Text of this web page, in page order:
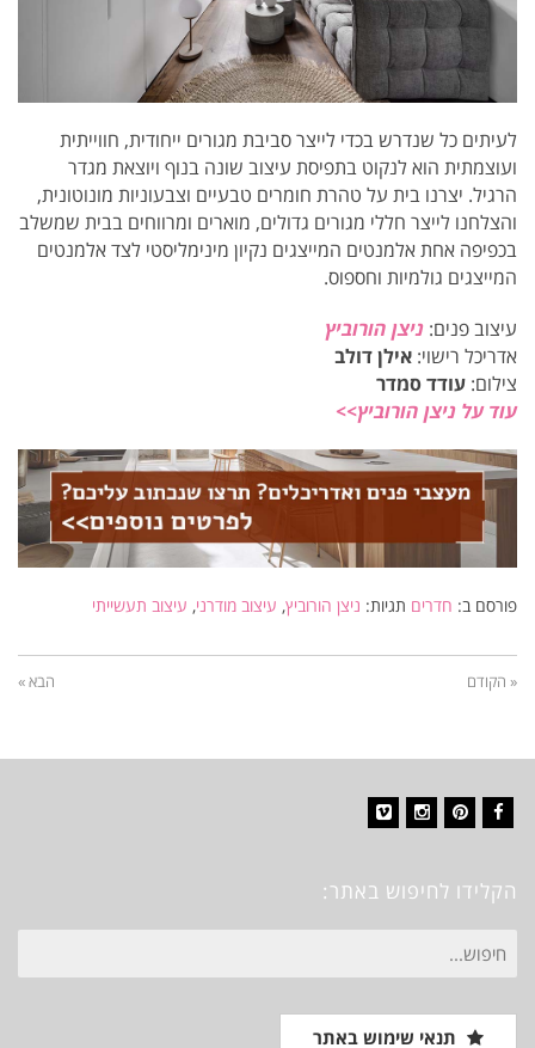
לעיתים כל שנדרש בכדי לייצר סביבת מגורים ייחודית, חווייתית
ועוצמתית הוא לנקוט בתפיסת עיצוב שונה בנוף ויוצאת מגדר
הרגיל. יצרנו בית על טהרת חומרים טבעיים וצבעוניות מונוטונית,
והצלחנו לייצר חללי מגורים גדולים, מוארים ומרווחים בבית שמשלב
בכפיפה אחת אלמנטים המייצגים נקיון מינימליסטי לצד אלמנטים
המייצגים גולמיות וחספוס.
עיצוב פנים: ניצן הורוביץ
אדריכל רישוי: אילן דולב
צילום: עודד סמדר
עוד על ניצן הורוביץ>>
פורסם ב: חדרים תגיות: ניצן הורוביץ, עיצוב מודרני, עיצוב תעשייתי
« הקודם הבא »
הקלידו לחיפוש באתר:
חיפוש
עבור:
תנאי שימוש באתר